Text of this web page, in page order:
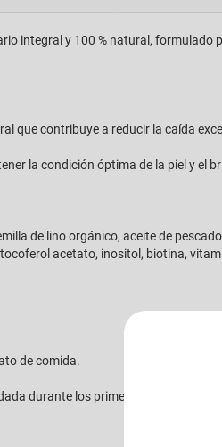
integral y 100 % natural, formulado
que contribuye a reducir la caída
la condición óptima de la piel y el
de lino orgánico, aceite de
acetato, inositol, biotina,
de comida.
durante los primeros 30 días.